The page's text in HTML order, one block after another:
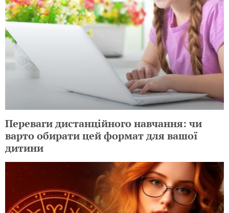
Переваги дистанційного навчання: чи
варто обирати цей формат для вашої
дитини